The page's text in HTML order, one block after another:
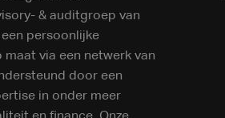
& auditgroep van
persoonlijke
via een netwerk van
door een
in onder meer